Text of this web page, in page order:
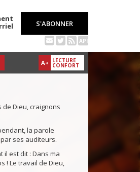
S'ABONNER
API
A+ LECTURE
CONFORT
Dieu, craignons
la parole
ses auditeurs.
est dit : Dans ma
! Le travail de Dieu,